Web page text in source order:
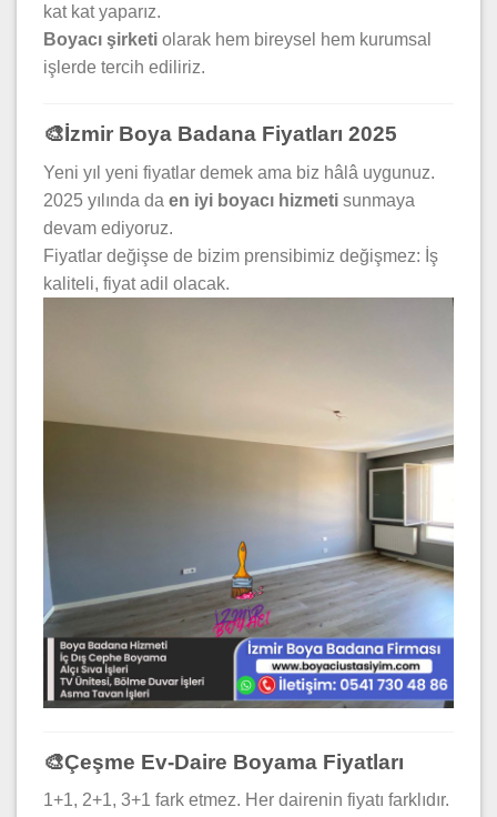
kat kat yaparız.
Boyacı şirketi olarak hem bireysel hem kurumsal
işlerde tercih ediliriz.
🎨İzmir Boya Badana Fiyatları 2025
Yeni yıl yeni fiyatlar demek ama biz hâlâ uygunuz.
2025 yılında da en iyi boyacı hizmeti sunmaya
devam ediyoruz.
Fiyatlar değişse de bizim prensibimiz değişmez: İş
kaliteli, fiyat adil olacak.
🎨Çeşme Ev-Daire Boyama Fiyatları
1+1, 2+1, 3+1 fark etmez. Her dairenin fiyatı farklıdır.